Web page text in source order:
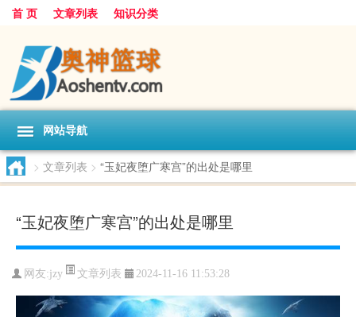
首 页 文章列表 知识分类
网站导航
> 文章列表 > “玉妃夜堕广寒宫”的出处是哪里
“玉妃夜堕广寒宫”的出处是哪里
网友:jzy 文章列表 2024-11-16 11:53:28